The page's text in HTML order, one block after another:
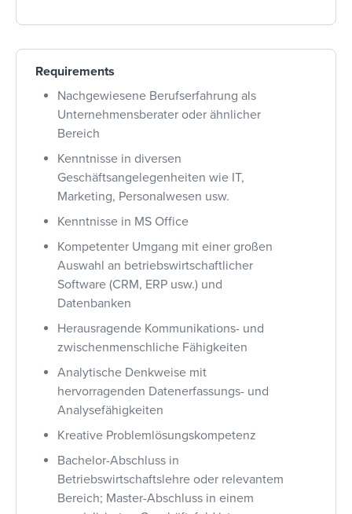
Requirements
Nachgewiesene Berufserfahrung als
Unternehmensberater oder ähnlicher
Bereich
Kenntnisse in diversen
Geschäftsangelegenheiten wie IT,
Marketing, Personalwesen usw.
Kenntnisse in MS Office
Kompetenter Umgang mit einer großen
Auswahl an betriebswirtschaftlicher
Software (CRM, ERP usw.) und
Datenbanken
Herausragende Kommunikations- und
zwischenmenschliche Fähigkeiten
Analytische Denkweise mit
hervorragenden Datenerfassungs- und
Analysefähigkeiten
Kreative Problemlösungskompetenz
Bachelor-Abschluss in
Betriebswirtschaftslehre oder relevantem
Bereich; Master-Abschluss in einem